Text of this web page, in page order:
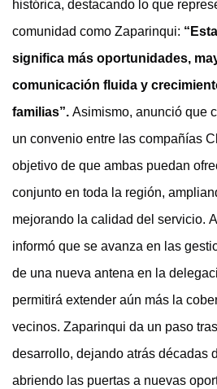
histórica, destacando lo que
comunidad como Zaparinqui:
significa más oportunidades,
comunicación fluida y
familias”. Asimismo, anunció que
un convenio entre las compañías
objetivo de que ambas puedan
conjunto en toda la región,
mejorando la calidad del servicio.
informó que se avanza en las
de una nueva antena en la
permitirá extender aún más la
vecinos. Zaparinqui da un paso
desarrollo, dejando atrás décadas
abriendo las puertas a nuevas